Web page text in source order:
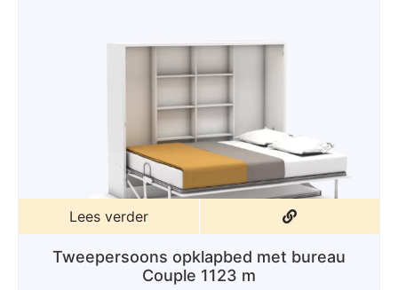
Lees verder
Tweepersoons Opklapbed Couple 1123
€2.175,00